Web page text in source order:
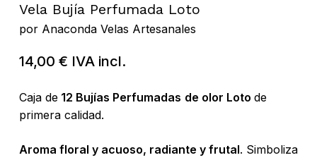
Vela Bujía Perfumada Loto
por Anaconda Velas Artesanales
14,00 € IVA incl.
Caja de12 Bujías Perfumadas de olor Loto de
primera calidad.
Aroma floral y acuoso, radiante y frutal. Simboliza